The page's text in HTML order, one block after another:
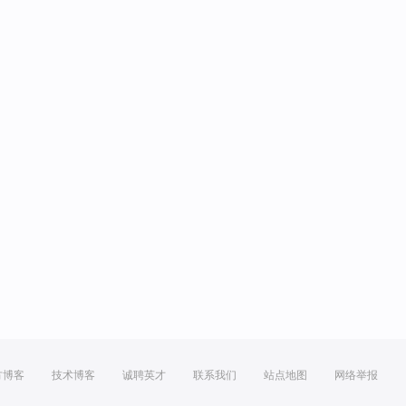
博客 技术博客 诚聘英才 联系我们 站点地图 网络举报